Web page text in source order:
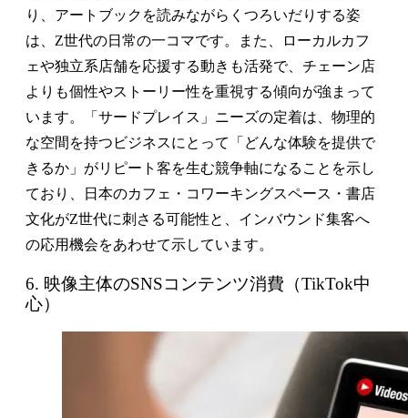
り、アートブックを読みながらくつろいだりする姿
は、Z世代の日常の一コマです。また、ローカルカフ
ェや独立系店舗を応援する動きも活発で、チェーン店
よりも個性やストーリー性を重視する傾向が強まって
います。「サードプレイス」ニーズの定着は、物理的
な空間を持つビジネスにとって「どんな体験を提供で
きるか」がリピート客を生む競争軸になることを示し
ており、日本のカフェ・コワーキングスペース・書店
文化がZ世代に刺さる可能性と、インバウンド集客へ
の応用機会をあわせて示しています。
6. 映像主体のSNSコンテンツ消費（TikTok中
心）